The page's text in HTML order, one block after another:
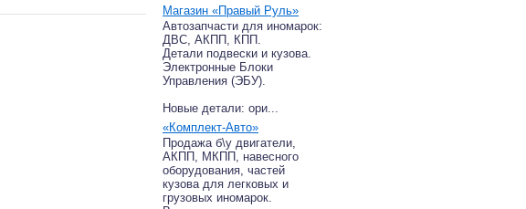
Магазин «Правый Руль»
Автозапчасти для иномарок:
ДВС, АКПП, КПП.
Детали подвески и кузова.
Электронные Блоки
Управления (ЭБУ).
Новые детали: ори...
«Комплект-Авто»
Продажа б\у двигатели,
АКПП, МКПП, навесного
оборудования, частей
кузова для легковых и
грузовых иномарок.